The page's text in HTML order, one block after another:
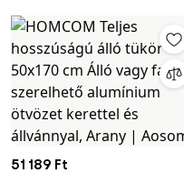
51 189 Ft